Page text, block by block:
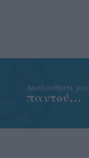
Aκολουθήστε μας
παντού…